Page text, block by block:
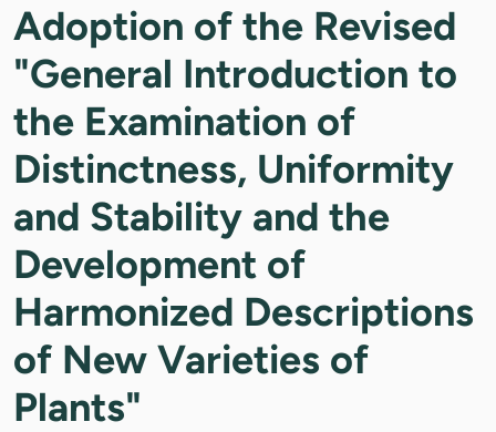
Adoption of the Revised
"General Introduction to
the Examination of
Distinctness, Uniformity
and Stability and the
Development of
Harmonized Descriptions
of New Varieties of
Plants"